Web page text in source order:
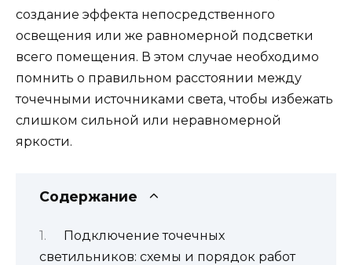
создание эффекта непосредственного
освещения или же равномерной подсветки
всего помещения. В этом случае необходимо
помнить о правильном расстоянии между
точечными источниками света, чтобы избежать
слишком сильной или неравномерной
яркости.
Содержание
Подключение точечных
светильников: схемы и порядок работ